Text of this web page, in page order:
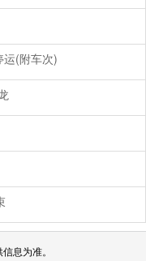
运(附车次)
息为准。